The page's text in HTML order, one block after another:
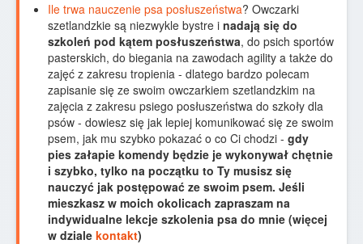
Ile trwa nauczenie psa posłuszeństwa? Owczarki
szetlandzkie są niezwykle bystre i nadają się do
szkoleń pod kątem posłuszeństwa, do psich sportów
pasterskich, do biegania na zawodach agility a także do
zajęć z zakresu tropienia - dlatego bardzo polecam
zapisanie się ze swoim owczarkiem szetlandzkim na
zajęcia z zakresu psiego posłuszeństwa do szkoły dla
psów - dowiesz się jak lepiej komunikować się ze swoim
psem, jak mu szybko pokazać o co Ci chodzi - gdy
pies załapie komendy będzie je wykonywał chętnie
i szybko, tylko na początku to Ty musisz się
nauczyć jak postępować ze swoim psem. Jeśli
mieszkasz w moich okolicach zapraszam na
indywidualne lekcje szkolenia psa do mnie (więcej
w dziale kontakt)